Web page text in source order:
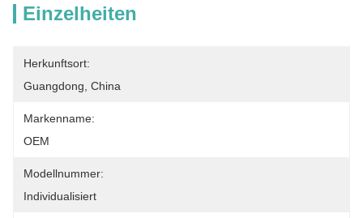
Einzelheiten
Herkunftsort:
Guangdong, China
Markenname:
OEM
Modellnummer:
Individualisiert